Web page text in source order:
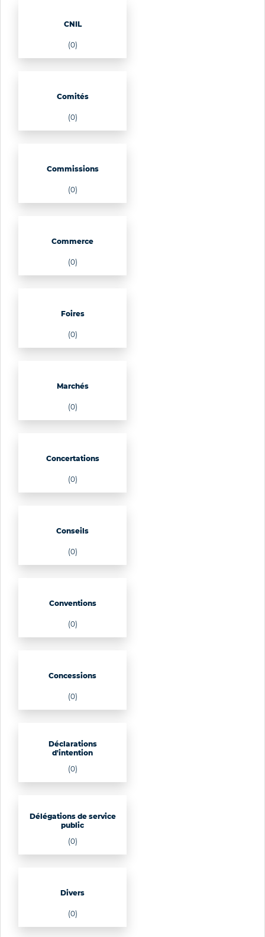
CNIL
(0)
Comités
(0)
Commissions
(0)
Commerce
(0)
Foires
(0)
Marchés
(0)
Concertations
(0)
Conseils
(0)
Conventions
(0)
Concessions
(0)
Déclarations
d'intention
(0)
Délégations de service
public
(0)
Divers
(0)